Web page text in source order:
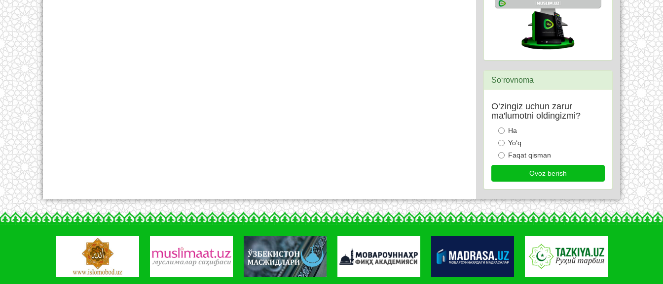
So‘rovnoma
O‘zingiz uchun zarur
ma'lumotni oldingizmi?
Ha
Yo‘q
Faqat qisman